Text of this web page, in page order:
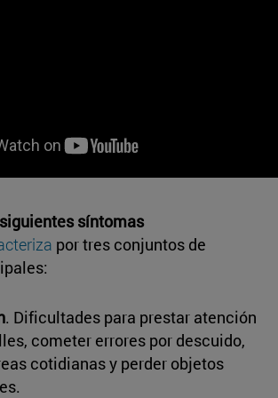
síntomas
por tres conjuntos de
. Dificultades para prestar atención
cometer errores por descuido,
cotidianas y perder objetos